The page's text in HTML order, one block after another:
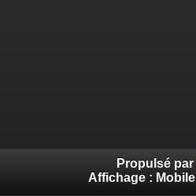
Propulsé par
Affichage : Mobile